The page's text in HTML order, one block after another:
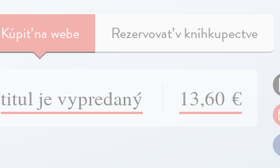
Kúpiťna webe Rezervovať v kníhkupectve
titul je vypredaný 13,60 €